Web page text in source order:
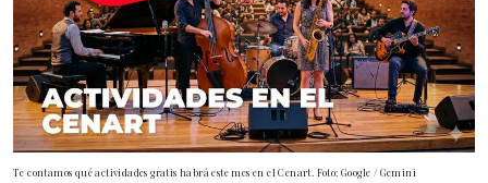
Te contamos qué actividades gratis habrá este mes en el Cenart. Foto: Google / Gemini